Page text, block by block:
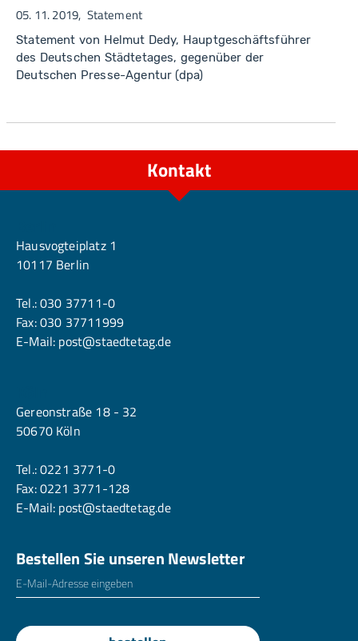
05. 11. 2019 Statement
Statement von Helmut Dedy, Hauptgeschäftsführer
des Deutschen Städtetages, gegenüber der
Deutschen Presse-Agentur (dpa)
Kontakt
Hausvogteiplatz 1
10117 Berlin
Tel.:030 37711-0
Fax: 030 37711999
E-Mail: post@staedtetag.de
Gereonstraße 18 - 32
50670 Köln
Tel.:0221 3771-0
Fax: 0221 3771-128
E-Mail: post@staedtetag.de
Bestellen Sie unseren Newsletter
E-Mailadresse